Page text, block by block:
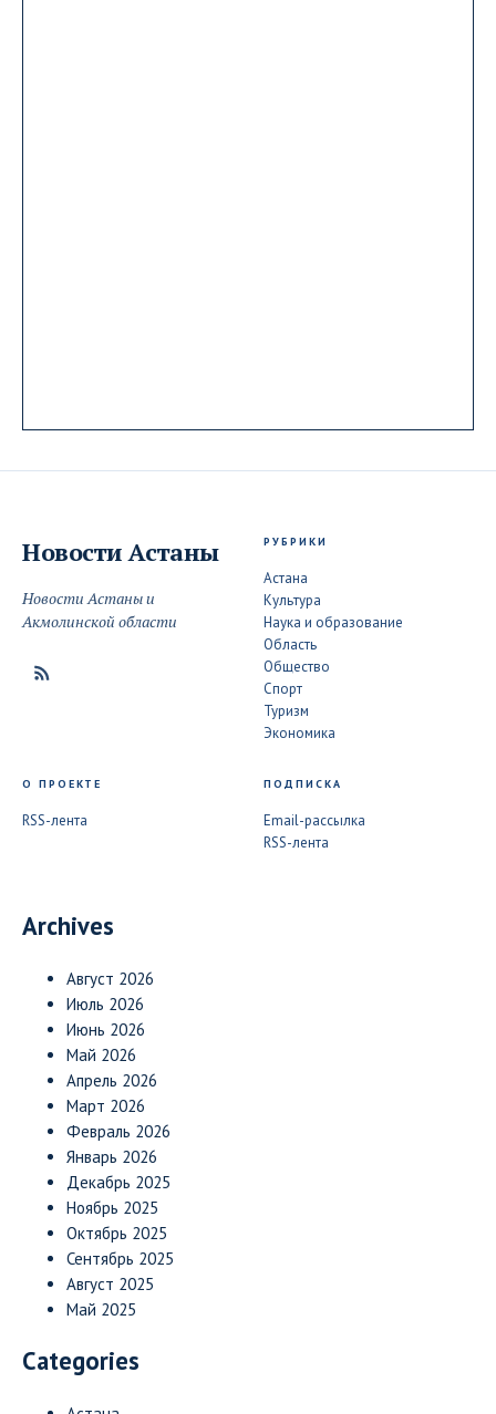
Новости Астаны
Новости Астаны и
Акмолинской области
РУБРИКИ
Астана
Культура
Наука и образование
Область
Общество
Спорт
Туризм
Экономика
О ПРОЕКТЕ
RSS-лента
ПОДПИСКА
Email-рассылка
RSS-лента
Archives
Август 2026
Июль 2026
Июнь 2026
Май 2026
Апрель 2026
Март 2026
Февраль 2026
Январь 2026
Декабрь 2025
Ноябрь 2025
Октябрь 2025
Сентябрь 2025
Август 2025
Май 2025
Categories